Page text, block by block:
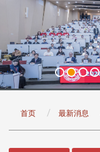
首页 最新消息